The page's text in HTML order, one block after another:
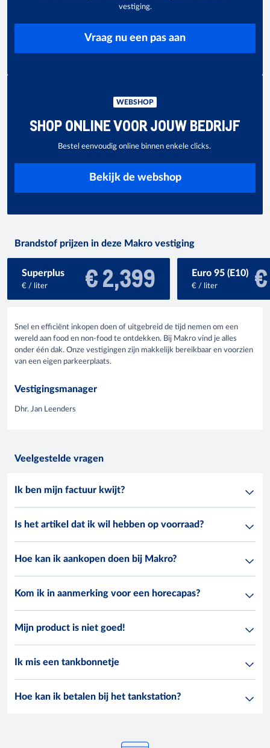
vestiging.
Vraag nu een pas aan
WEBSHOP
SHOP ONLINE VOOR JOUW BEDRIJF
Bestel eenvoudig online binnen enkele clicks.
Bekijk de webshop
Brandstof prijzen in deze Makro vestiging
Superplus
€ / liter € 2,399 Euro 95 (E10)
€ / liter
Snel en efficiënt inkopen doen of uitgebreid de tijd nemen om een
wereld aan food en non-food te ontdekken. Bij Makro vind je alles
onder één dak. Onze vestigingen zijn makkelijk bereikbaar en voorzien
van een eigen parkeerplaats.
Vestigingsmanager
Dhr. Jan Leenders
Veelgestelde vragen
Ik ben mijn factuur kwijt?
Is het artikel dat ik wil hebben op voorraad?
Hoe kan ik aankopen doen bij Makro?
Kom ik in aanmerking voor een horecapas?
Mijn product is niet goed!
Ik mis een tankbonnetje
Hoe kan ik betalen bij het tankstation?